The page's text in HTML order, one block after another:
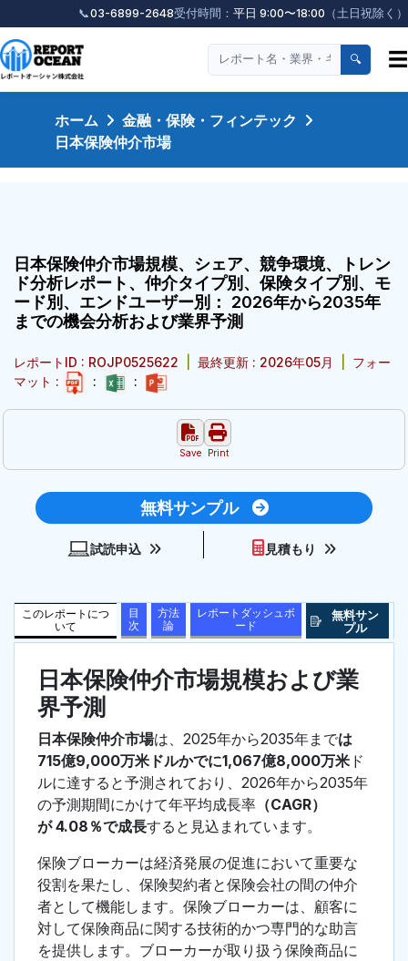
📞03-6899-2648受付時間： 平日 9:00〜18:00 （土日祝除く）
🔍 ☰
ホーム
金融・保険・フィンテック
日本保険仲介市場
日本保険仲介市場規模、シェア、競争環境、トレン
ド分析レポート、仲介タイプ別、保険タイプ別、モ
ード別、エンドユーザー別： 2026年から2035年
までの機会分析および業界予測
レポートID : ROJP0525622 最終更新 : 2026年05月
フォー
マット :
: :
Save Print
無料サンプル
試読申込 見積もり
このレポートにつ
いて
目
次
方法
論
レポートダッシュボ
ード
無料サン
プル
日本保険仲介市場規模および業
界予測
日本保険仲介市場は、2025年から2035年までは
715億9,000万米ドルかでに1,067億8,000万米 ド
ルに達すると予測されており、2026年から2035年
の予測期間にかけて年平均成長率 （CAGR）
が 4.08％で成長すると見込まれています。
保険ブローカーは経済発展の促進において重要な
役割を果たし、保険契約者と保険会社の間の仲介
者として機能します。保険ブローカーは、顧客に
対して保険商品に関する技術的かつ専門的な助言
を提供します。ブローカーが取り扱う保険商品に